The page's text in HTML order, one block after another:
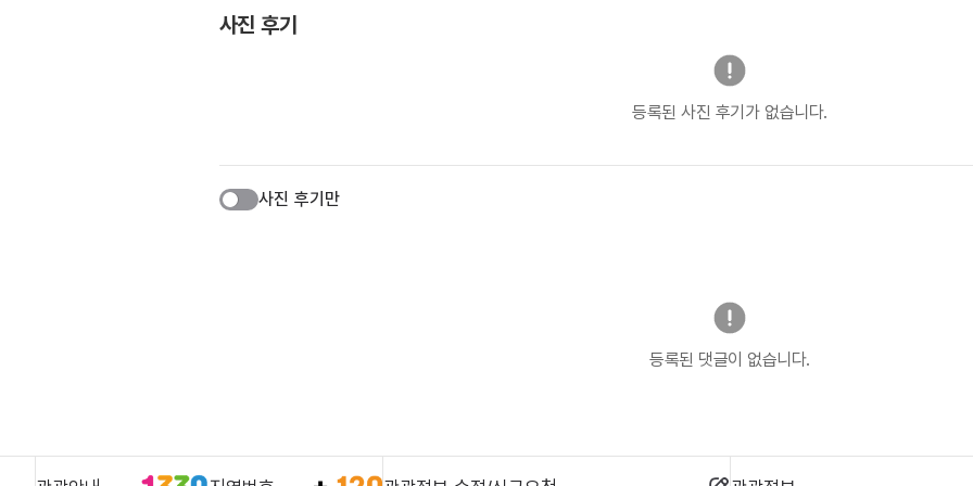
사진 후기
등록된 사진 후기가 없습니다.
사진 후기만
등록된 댓글이 없습니다.